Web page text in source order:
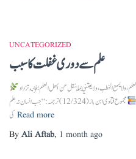
UNCATEGORIZED
علم سے دوری غفلت کا سبب
مجموع فتاوى ابن باز (12/324) ترجمہ:“جب انسان نہ علم
کی Read more
By Ali Aftab, 1 month ago